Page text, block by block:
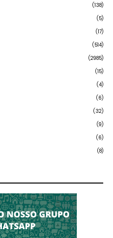
(138)
(5)
(17)
(514)
(2985)
(15)
(4)
(6)
(32)
(9)
(6)
(8)